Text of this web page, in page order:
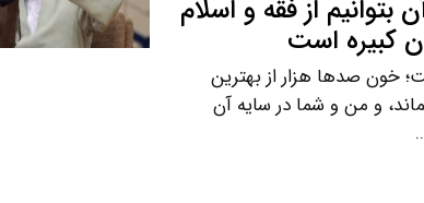
از فقه و اسلام
کبیره است
خون صدها هزار از بهترین
و من و شما در سایه آن